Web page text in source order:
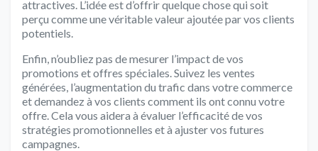
attractives. L’idée est d’offrir quelque chose qui soit
perçu comme une véritable valeur ajoutée par vos clients
potentiels.
Enfin, n’oubliez pas de mesurer l’impact de vos
promotions et offres spéciales. Suivez les ventes
générées, l’augmentation du trafic dans votre commerce
et demandez à vos clients comment ils ont connu votre
offre. Cela vous aidera à évaluer l’efficacité de vos
stratégies promotionnelles et à ajuster vos futures
campagnes.